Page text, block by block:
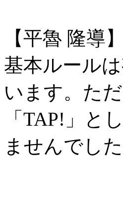
【平魯 隆導】
基本ルール
います。た
「TAP!」と
ませんでし